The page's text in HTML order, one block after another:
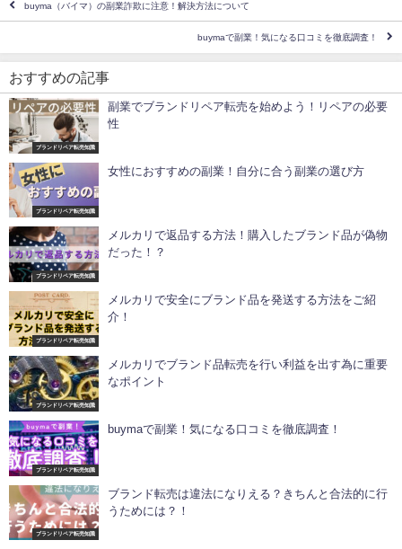
buyma（バイマ）の副業詐欺に注意！解決方法について
buymaで副業！気になる口コミを徹底調査！
おすすめの記事
ブランドリペア転売知識
副業でブランドリペア転売を始めよう！リペアの必要
性
ブランドリペア転売知識
女性におすすめの副業！自分に合う副業の選び方
ブランドリペア転売知識
メルカリで返品する方法！購入したブランド品が偽物
だった！？
ブランドリペア転売知識
メルカリで安全にブランド品を発送する方法をご紹
介！
ブランドリペア転売知識
メルカリでブランド品転売を行い利益を出す為に重要
なポイント
ブランドリペア転売知識
buymaで副業！気になる口コミを徹底調査！
ブランドリペア転売知識
ブランド転売は違法になりえる？きちんと合法的に行
うためには？！